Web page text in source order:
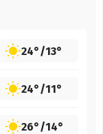
24°/13°
24°/11°
26°/14°